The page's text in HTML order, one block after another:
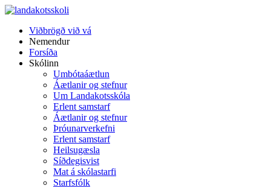
Viðbrögð við vá
Nemendur
Forsíða
Skólinn
Umbótaáætlun
Áætlanir og stefnur
Um Landakotsskóla
Erlent samstarf
Áætlanir og stefnur
Þróunarverkefni
Erlent samstarf
Heilsugæsla
Síðdegisvist
Mat á skólastarfi
Starfsfólk